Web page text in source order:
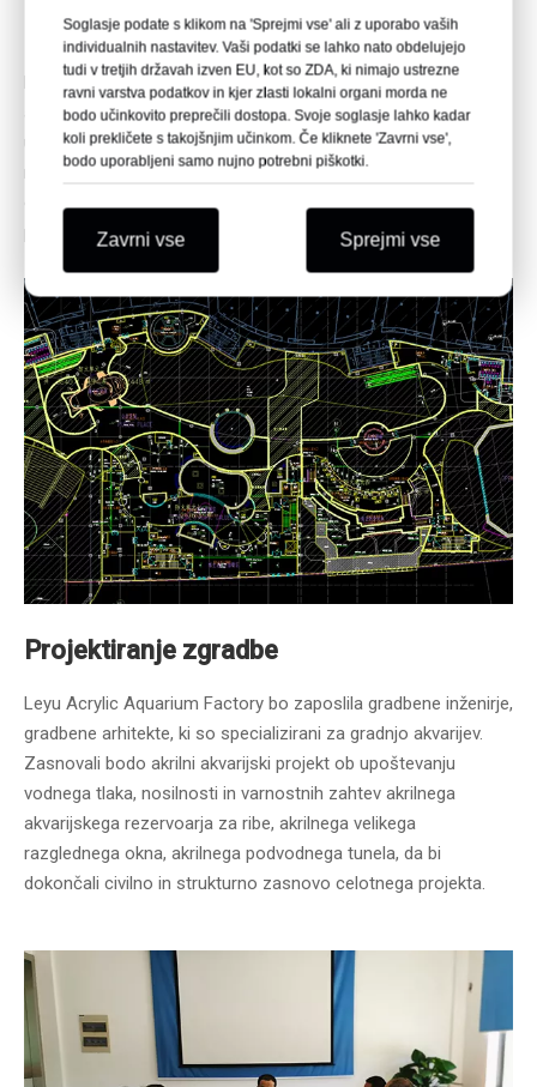
oblikovanje
Leyu Acrylic Aquarium Factory določi velikost akrilnega
akvarija in akvarija za javni akvarij Ocean Park, pri čemer
upošteva dejavnike, kot so razpoložljivi prostor, želeno
morsko življenje in izkušnja obiskovalcev. Leyu sodeluje z
oblikovalcem akvarija in morskim biologom pri razvoju
podrobnega načrta.
Projektiranje zgradbe
Leyu Acrylic Aquarium Factory bo zaposlila gradbene inženirje,
gradbene arhitekte, ki so specializirani za gradnjo akvarijev.
Zasnovali bodo akrilni akvarijski projekt ob upoštevanju
vodnega tlaka, nosilnosti in varnostnih zahtev akrilnega
akvarijskega rezervoarja za ribe, akrilnega velikega
razglednega okna, akrilnega podvodnega tunela, da bi
dokončali civilno in strukturno zasnovo celotnega projekta.
Soglasje podate s klikom na 'Sprejmi vse' ali z uporabo vaših
individualnih nastavitev. Vaši podatki se lahko nato obdelujejo
tudi v tretjih državah izven EU, kot so ZDA, ki nimajo ustrezne
ravni varstva podatkov in kjer zlasti lokalni organi morda ne
bodo učinkovito preprečili dostopa. Svoje soglasje lahko kadar
koli prekličete s takojšnjim učinkom. Če kliknete 'Zavrni vse',
bodo uporabljeni samo nujno potrebni piškotki.
Zavrni vse Sprejmi vse